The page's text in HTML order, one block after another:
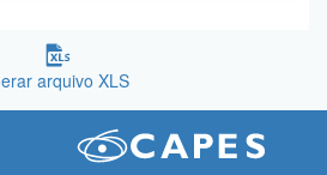
arquivo XLS